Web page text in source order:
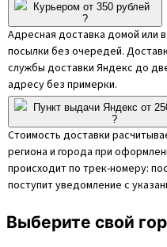
Курьером от 350 рублей
?
Адресная доставка домой или
посылки без очередей.
службы доставки Яндекс до
адресу без примерки.
Пункт выдачи Яндекс от
?
Стоимость доставки
региона и города при
происходит по трек-номеру:
поступит уведомление с
Выберите свой